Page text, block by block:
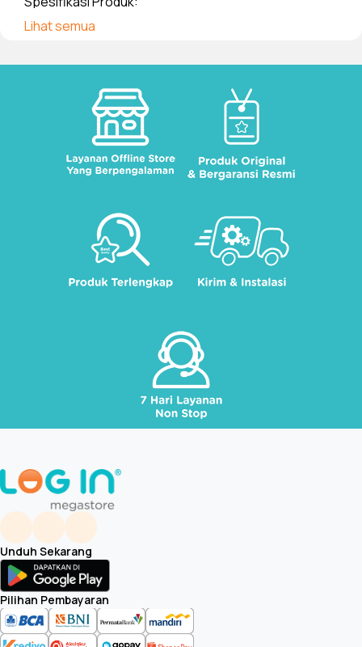
Lihat semua
- Daya: 1400W
- Panjang kabel: 1.7m
- Kebisingan: Hanya 66.2dB
- Warna: Purple/White/Pink
SPPT SNI : 221124003244900000025
Unduh Sekarang
Pilihan Pembayaran